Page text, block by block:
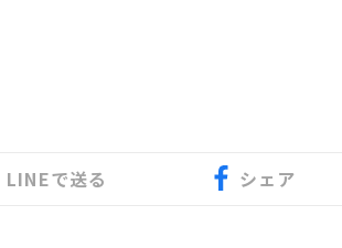
LINEで送る シェア